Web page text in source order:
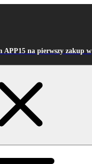
APP15 na pierwszy zakup w